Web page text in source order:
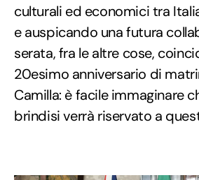
culturali ed economici tra
e auspicando una futura
serata, fra le altre cose,
20esimo anniversario di
Camilla: è facile immaginare
brindisi verrà riservato a